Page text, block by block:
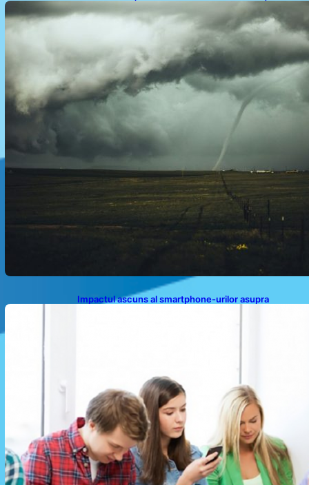
Impactul ascuns al smartphone-urilor asupra